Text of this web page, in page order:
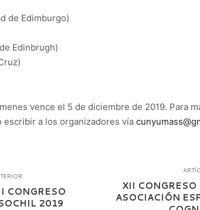
de Edimburgo)
Edinbrugh)
vence el 5 de diciembre de 2019. Para
escribir a los organizadores vía
CONGRESO
2019
XII
ASOCIACIÓN